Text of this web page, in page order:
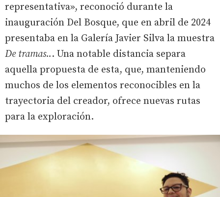
representativa», reconoció durante la
inauguración Del Bosque, que en abril de 2024
presentaba en la Galería Javier Silva la muestra
De tramas... Una notable distancia separa
aquella propuesta de esta, que, manteniendo
muchos de los elementos reconocibles en la
trayectoria del creador, ofrece nuevas rutas
para la exploración.